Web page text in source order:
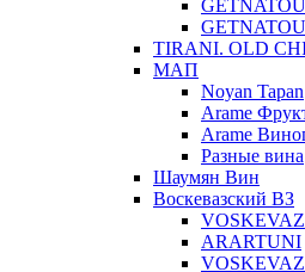
TIRANI. OLD
МАП
Noyan Tapan
Arame
Arame
Разные вина
Шаумян Вин
Воскевазский ВЗ
VOSKEVAZ
ARARTUNI